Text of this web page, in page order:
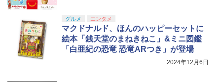
グルメ エンタメ
マクドナルド、ほんのハッピーセットに
絵本「銭天堂のまねきねこ」&ミニ図鑑
「白亜紀の恐竜 恐竜ARつき」が登場
2024年12月6日